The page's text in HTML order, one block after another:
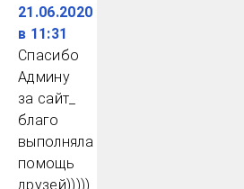
21.06.2020
в 11:31
Спасибо
Админу
за сайт_
благо
выполняла
помощь
друзей)))))